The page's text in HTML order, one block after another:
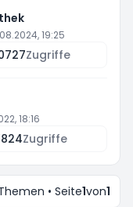
19:25
Zugriffe
18:16
Zugriffe
• Seite1von1